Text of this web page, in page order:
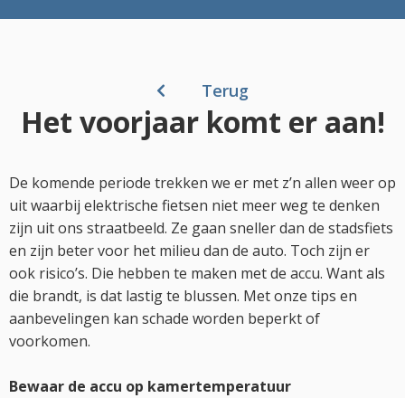
Terug
Het voorjaar komt er aan!
De komende periode trekken we er met z’n allen weer op
uit waarbij elektrische fietsen niet meer weg te denken
zijn uit ons straatbeeld. Ze gaan sneller dan de stadsfiets
en zijn beter voor het milieu dan de auto. Toch zijn er
ook risico’s. Die hebben te maken met de accu. Want als
die brandt, is dat lastig te blussen. Met onze tips en
aanbevelingen kan schade worden beperkt of
voorkomen.
Bewaar de accu op kamertemperatuur